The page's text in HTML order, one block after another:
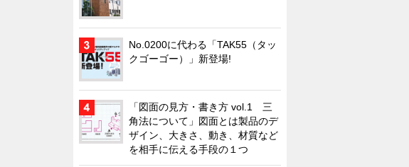
No.0200に代わる「TAK55（タッ
クゴーゴー）」新登場!
「図面の見方・書き方 vol.1 三
角法について」図面とは製品のデ
ザイン、大きさ、動き、材質など
を相手に伝える手段の１つ